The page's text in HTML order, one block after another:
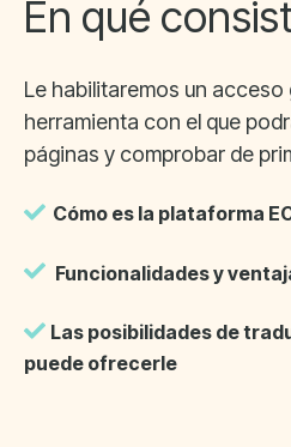
En qué
Le habilitaremos un acceso
herramienta con el que
páginas y comprobar de
Cómo es la plataforma
Funcionalidades y
Las posibilidades de
puede ofrecerle